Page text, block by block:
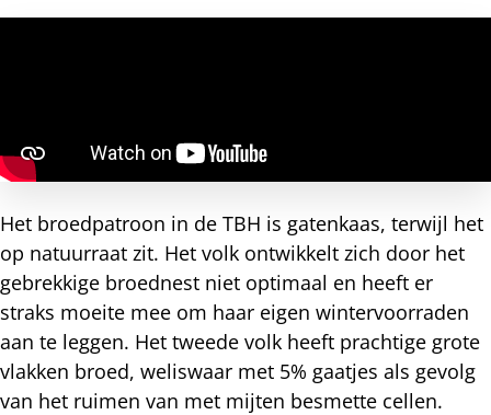
Het broedpatroon in de TBH is gatenkaas, terwijl het
op natuurraat zit. Het volk ontwikkelt zich door het
gebrekkige broednest niet optimaal en heeft er
straks moeite mee om haar eigen wintervoorraden
aan te leggen. Het tweede volk heeft prachtige grote
vlakken broed, weliswaar met 5% gaatjes als gevolg
van het ruimen van met mijten besmette cellen.